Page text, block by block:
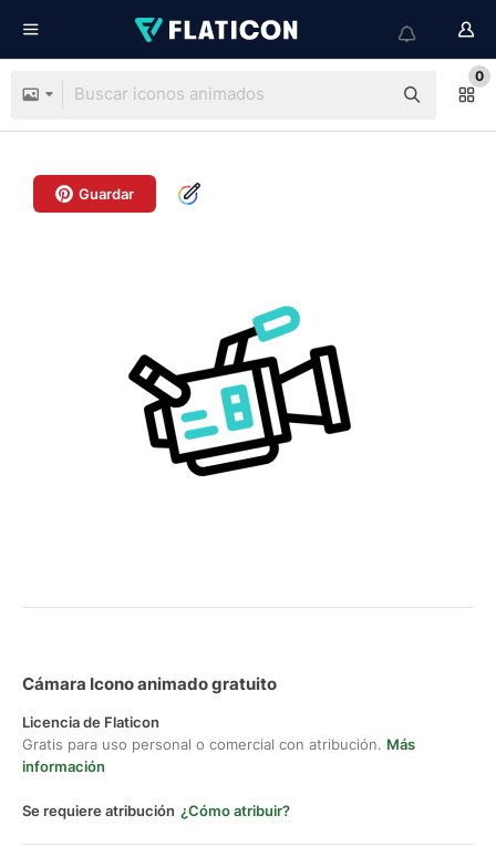
0
Guardar
Cámara Icono animado gratuito
Licencia de Flaticon
Gratis para uso personal o comercial con atribución. Más
información
Se requiere atribución ¿Cómo atribuir?